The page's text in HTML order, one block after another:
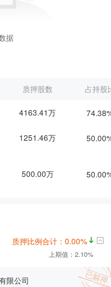
据
质押股数 占持股
4163.41万
1251.46万
500.00万
质押比例合计：0.00%
上期值：2.10%
限公司